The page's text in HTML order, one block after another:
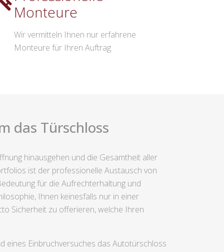
Monteure
Wir vermitteln Ihnen nur erfahrene
Monteure für Ihren Auftrag.
das Türschloss
hinausgehen und die Gesamtheit aller
ist der professionelle Austausch von
für die Aufrechterhaltung und
Ihnen keinesfalls nur in einer
Sicherheit zu offerieren, welche Ihren
eines Einbruchversuches das Autotürschloss